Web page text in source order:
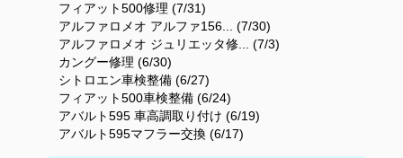
フィアット500修理 (7/31)
アルファロメオ アルファ156... (7/30)
アルファロメオ ジュリエッタ修... (7/3)
カングー修理 (6/30)
シトロエン車検整備 (6/27)
フィアット500車検整備 (6/24)
アバルト595 車高調取り付け (6/19)
アバルト595マフラー交換 (6/17)